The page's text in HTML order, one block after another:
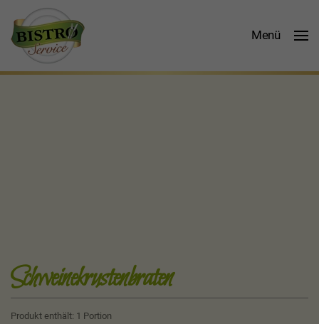
Menü
Produkt-
Details
Schweinekrustenbraten
Produkt enthält: 1 Portion